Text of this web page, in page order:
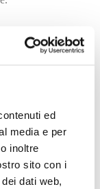
ed
media e per
inoltre
sito con i
dati web,
e sono
sono quattro
dall’estero e
per
fuori dal
di trasmissione